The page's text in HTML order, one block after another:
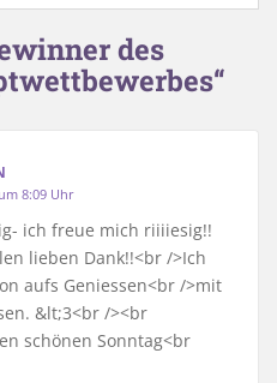
des
8:09 Uhr
ich freue mich riiiiesig!!
lieben Dank!!<br />Ich
aufs Geniessen<br />mit
&lt;3<br /><br
schönen Sonntag<br